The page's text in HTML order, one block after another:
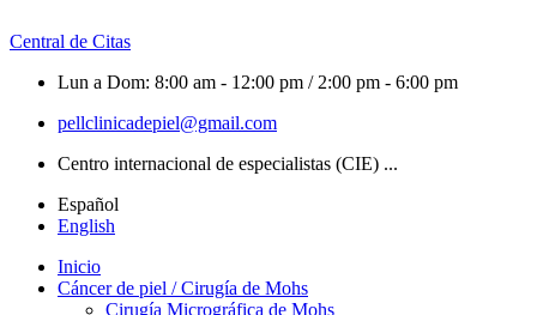
Central de Citas
Lun a Dom: 8:00 am - 12:00 pm / 2:00 pm - 6:00 pm
pellclinicadepiel@gmail.com
Centro internacional de especialistas (CIE) ...
Español
English
Inicio
Cáncer de piel / Cirugía de Mohs
Cirugía Micrográfica de Mohs